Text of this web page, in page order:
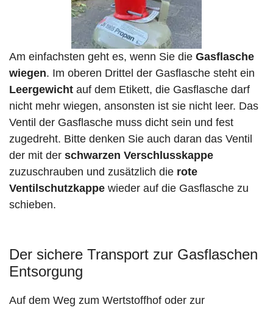
Am einfachsten geht es, wenn Sie die Gasflasche
wiegen. Im oberen Drittel der Gasflasche steht ein
Leergewicht auf dem Etikett, die Gasflasche darf
nicht mehr wiegen, ansonsten ist sie nicht leer. Das
Ventil der Gasflasche muss dicht sein und fest
zugedreht. Bitte denken Sie auch daran das Ventil
der mit der schwarzen Verschlusskappe
zuzuschrauben und zusätzlich die rote
Ventilschutzkappe wieder auf die Gasflasche zu
schieben.
Der sichere Transport zur Gasflaschen
Entsorgung
Auf dem Weg zum Wertstoffhof oder zur